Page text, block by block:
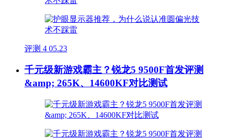
评测 4 05.23
千元级新游戏霸主？锐龙5 9500F首发评测
&amp; 265K、14600KF对比测试